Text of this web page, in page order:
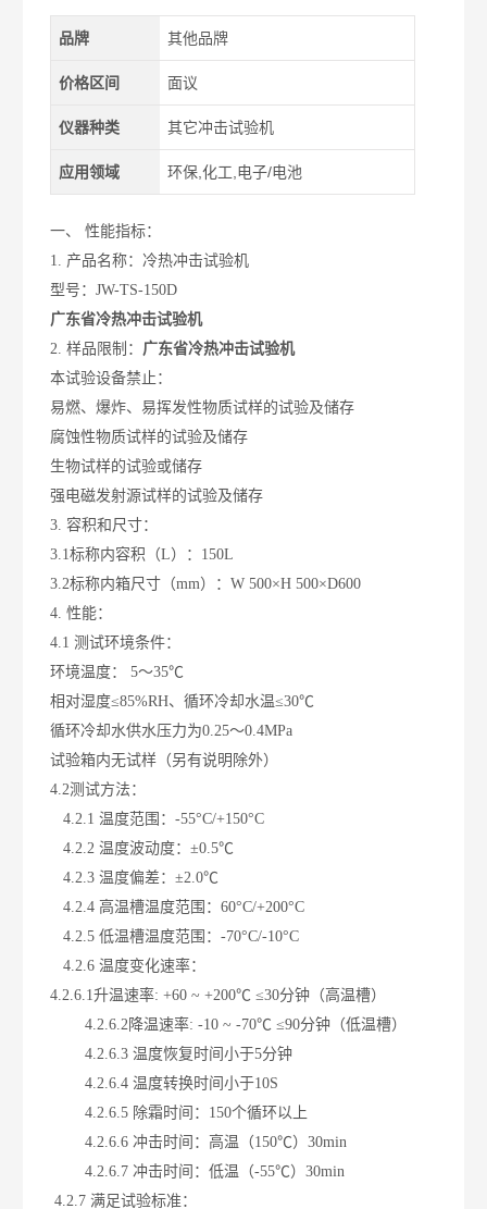
品牌 其他品牌
价格区间 面议
仪器种类 其它冲击试验机
应用领域 环保,化工,电子/电池
一、 性能指标：
1. 产品名称：冷热冲击试验机
型号：JW-TS-150D
广东省冷热冲击试验机
2. 样品限制： 广东省冷热冲击试验机
本试验设备禁止：
易燃、爆炸、易挥发性物质试样的试验及储存
腐蚀性物质试样的试验及储存
生物试样的试验或储存
强电磁发射源试样的试验及储存
3. 容积和尺寸：
3.1标称内容积（L）：150L
3.2标称内箱尺寸（mm）：W 500×H 500×D600
4. 性能：
4.1 测试环境条件：
环境温度： 5～35℃
相对湿度≤85%RH、循环冷却水温≤30℃
循环冷却水供水压力为0.25～0.4MPa
试验箱内无试样（另有说明除外）
4.2测试方法：
4.2.1 温度范围：-55°C/+150°C
4.2.2 温度波动度：±0.5℃
4.2.3 温度偏差：±2.0℃
4.2.4 高温槽温度范围：60°C/+200°C
4.2.5 低温槽温度范围：-70°C/-10°C
4.2.6 温度变化速率：
4.2.6.1升温速率: +60 ~ +200℃ ≤30分钟（高温槽）
4.2.6.2降温速率: -10 ~ -70℃ ≤90分钟（低温槽）
4.2.6.3 温度恢复时间小于5分钟
4.2.6.4 温度转换时间小于10S
4.2.6.5 除霜时间：150个循环以上
4.2.6.6 冲击时间：高温（150℃）30min
4.2.6.7 冲击时间：低温（-55℃）30min
4.2.7 满足试验标准：